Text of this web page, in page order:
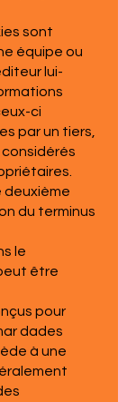
sont
équipe ou
lui-
ci
par un tiers,
deuxième
du terminus
le
être
pour
dades
à une